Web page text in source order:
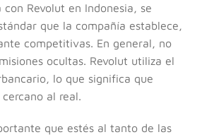
Revolut en Indonesia, se
que la compañía establece,
competitivas. En general, no
ocultas. Revolut utiliza el
lo que significa que
al real.
que estés al tanto de las